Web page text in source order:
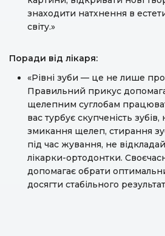
знаходити натхнення в
світу.»
Поради від лікаря:
«Рівні зуби — це не лише
Правильний прикус
щелепним суглобам
вас турбує скупченість
змикання щелеп, стирання
під час жування, не
лікарки-ортодонтки.
допомагає обрати
досягти стабільного